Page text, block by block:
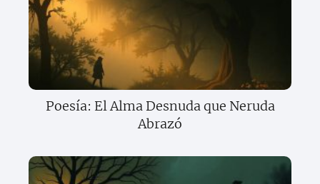
Poesía: El Alma Desnuda que Neruda
Abrazó